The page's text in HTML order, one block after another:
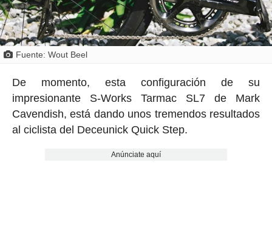
Fuente: Wout Beel
De momento, esta configuración de su
impresionante S-Works Tarmac SL7 de Mark
Cavendish, está dando unos tremendos resultados
al ciclista del Deceunick Quick Step.
Anúnciate aquí